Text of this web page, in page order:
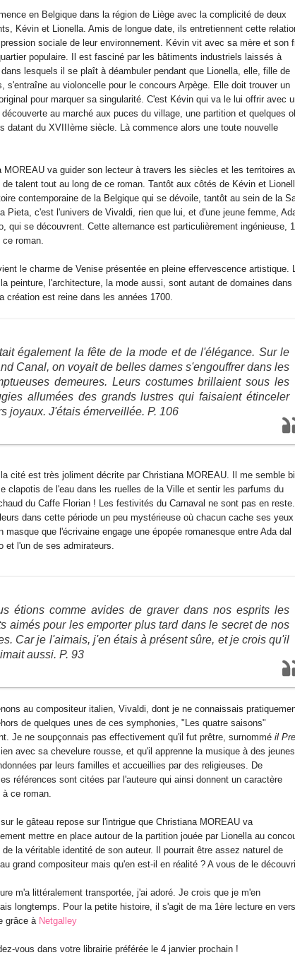
en Belgique dans la région de Liège avec la complicité de deux
Kévin et Lionella. Amis de longue date, ils entretiennent cette
sociale de leur environnement. Kévin vit avec sa mère et son
populaire. Il est fasciné par les bâtiments industriels laissés à
dans lesquels il se plaît à déambuler pendant que Lionella, elle, fille de
s'entraîne au violoncelle pour le concours Arpège. Elle doit trouver un
pour marquer sa singularité. C'est Kévin qui va le lui offrir avec
découverte au marché aux puces du village, une partition et quelques
datant du XVIIIème siècle. Là commence alors une toute nouvelle
MOREAU va guider son lecteur à travers les siècles et les territoires
de talent tout au long de ce roman. Tantôt aux côtés de Kévin et
contemporaine de la Belgique qui se dévoile, tantôt au sein de la
Pieta, c'est l'univers de Vivaldi, rien que lui, et d'une jeune femme,
qui se découvrent. Cette alternance est particulièrement ingénieuse,
ce roman.
le charme de Venise présentée en pleine effervescence artistique.
peinture, l'architecture, la mode aussi, sont autant de domaines dans
création est reine dans les années 1700.
également la fête de la mode et de l'élégance. Sur le
Canal, on voyait de belles dames s'engouffrer dans les
demeures. Leurs costumes brillaient sous les
allumées des grands lustres qui faisaient étinceler
joyaux. J'étais émerveillée. P. 106
cité est très joliment décrite par Christiana MOREAU. Il me semble
clapotis de l'eau dans les ruelles de la Ville et sentir les parfums du
du Caffe Florian ! Les festivités du Carnaval ne sont pas en reste.
dans cette période un peu mystérieuse où chacun cache ses yeux
masque que l'écrivaine engage une épopée romanesque entre Ada dal
et l'un de ses admirateurs.
étions comme avides de graver dans nos esprits les
aimés pour les emporter plus tard dans le secret de nos
Car je l'aimais, j'en étais à présent sûre, et je crois qu'il
aussi. P. 93
au compositeur italien, Vivaldi, dont je ne connaissais
de quelques unes de ces symphonies, "Les quatre saisons"
Je ne soupçonnais pas effectivement qu'il fut prêtre, surnommé il
avec sa chevelure rousse, et qu'il apprenne la musique à des jeunes
par leurs familles et accueillies par des religieuses. De
références sont citées par l'auteure qui ainsi donnent un caractère
à ce roman.
le gâteau repose sur l'intrigue que Christiana MOREAU va
mettre en place autour de la partition jouée par Lionella au
de la véritable identité de son auteur. Il pourrait être assez naturel de
grand compositeur mais qu'en est-il en réalité ? A vous de le
m'a littéralement transportée, j'ai adoré. Je crois que je m'en
longtemps. Pour la petite histoire, il s'agit de ma 1ère lecture en
grâce à Netgalley
vous dans votre librairie préférée le 4 janvier prochain !